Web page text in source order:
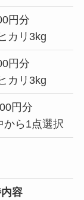
円分
カリ3kg
円分
カリ3kg
円分
から1点選択
容